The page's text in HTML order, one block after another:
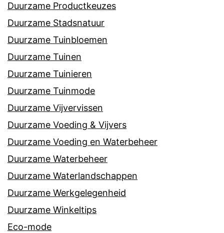
Duurzame Productkeuzes
Duurzame Stadsnatuur
Duurzame Tuinbloemen
Duurzame Tuinen
Duurzame Tuinieren
Duurzame Tuinmode
Duurzame Vijvervissen
Duurzame Voeding & Vijvers
Duurzame Voeding en Waterbeheer
Duurzame Waterbeheer
Duurzame Waterlandschappen
Duurzame Werkgelegenheid
Duurzame Winkeltips
Eco-mode